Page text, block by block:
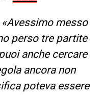
«Avessimo messo
perso tre partite
anche cercare
ancora non
poteva essere